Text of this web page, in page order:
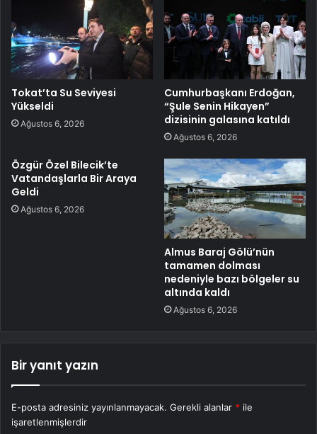
Tokat’ta Su Seviyesi
Yükseldi
Ağustos 6, 2026
Cumhurbaşkanı Erdoğan,
“Şule Senin Hikayen”
dizisinin galasına katıldı
Ağustos 6, 2026
Özgür Özel Bilecik’te
Vatandaşlarla Bir Araya
Geldi
Ağustos 6, 2026
Almus Baraj Gölü’nün
tamamen dolması
nedeniyle bazı bölgeler su
altında kaldı
Ağustos 6, 2026
Bir yanıt yazın
E-posta adresiniz yayınlanmayacak. Gerekli alanlar * ile
işaretlenmişlerdir